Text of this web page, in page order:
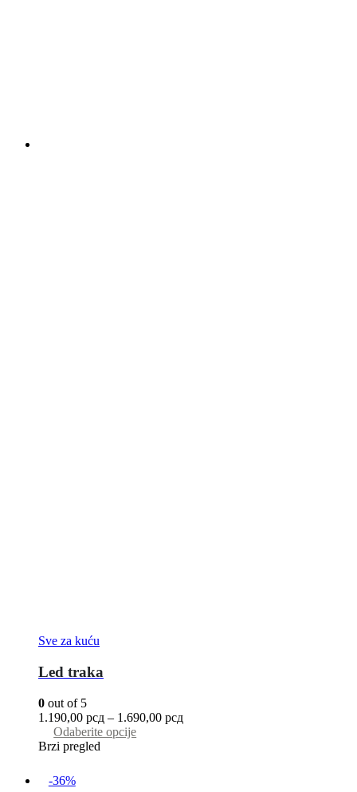
Sve za kuću
Led traka
0 out of 5
1.190,00 рсд – 1.690,00 рсд
Odaberite opcije
Brzi pregled
-36%